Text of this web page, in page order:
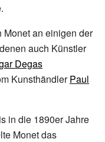
Monet an einigen der
auch Künstler
Degas
KunsthändlerPaul
in die 1890er Jahre
Monet das